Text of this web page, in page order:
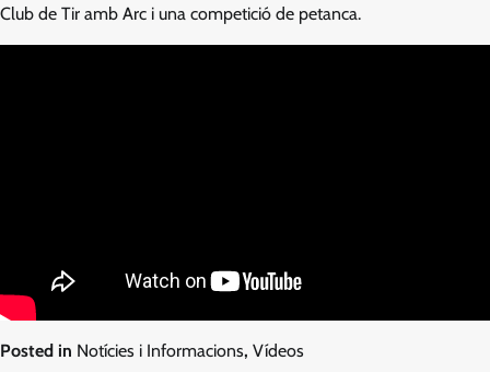
Club de Tir amb Arc i una competició de petanca.
Posted in Notícies i Informacions, Vídeos